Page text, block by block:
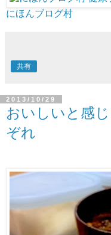
にほんブログ村
共有
2013/10/29
おいしいと感
ぞれ